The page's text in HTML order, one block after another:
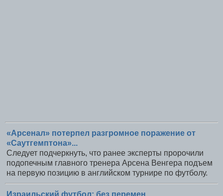
«Арсенал» потерпел разгромное поражение от
«Саутгемптона»...
Следует подчеркнуть, что ранее эксперты пророчили
подопечным главного тренера Арсена Венгера подъем
на первую позицию в английском турнире по футболу.